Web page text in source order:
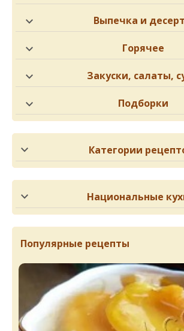
Выпечка и
Горячее
Закуски, салаты,
Подборки
Категории
Национальные
Популярные рецепты